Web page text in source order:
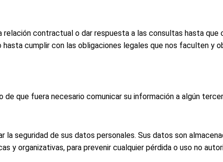
contractual o dar respuesta a las consultas hasta
cumplir con las obligaciones legales que nos faculten y
que fuera necesario comunicar su información a algún
la seguridad de sus datos personales. Sus datos son
y organizativas, para prevenir cualquier pérdida o uso no